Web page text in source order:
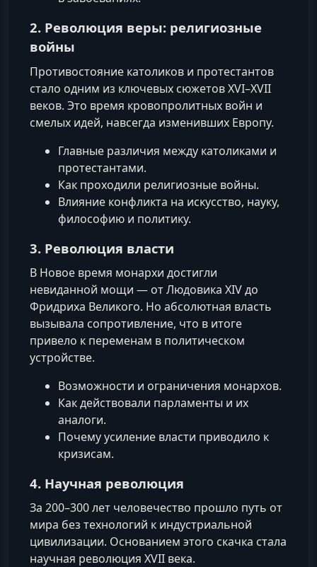
2. Революция веры: религиозные
войны
Противостояние католиков и протестантов
стало одним из ключевых сюжетов XVI–XVII
веков. Это время кровопролитных войн и
смелых идей, навсегда изменивших Европу.
Главные различия между католиками и
протестантами.
Как проходили религиозные войны.
Влияние конфликта на искусство, науку,
философию и политику.
3. Революция власти
В Новое время монархи достигли
невиданной мощи — от Людовика XIV до
Фридриха Великого. Но абсолютная власть
вызывала сопротивление, что в итоге
привело к переменам в политическом
устройстве.
Возможности и ограничения монархов.
Как действовали парламенты и их
аналоги.
Почему усиление власти приводило к
кризисам.
4. Научная революция
За 200–300 лет человечество прошло путь от
мира без технологий к индустриальной
цивилизации. Основанием этого скачка стала
научная революция XVII века.